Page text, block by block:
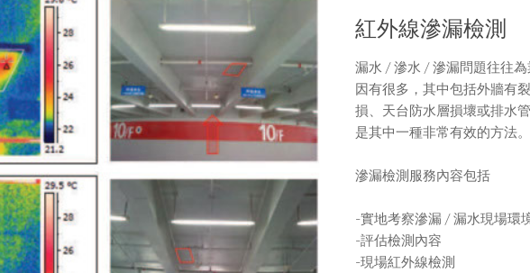
紅外線滲漏檢測
漏水 / 滲水 / 滲漏問題往往
因有很多，其中包括外牆有
損、天台防水層損壞或排水
是其中一種非常有效的方法。
滲漏檢測服務內容包括
-實地考察滲漏 / 漏水現場環
-評估檢測內容
-現場紅外線檢測